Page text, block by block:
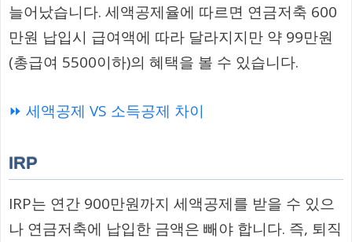
늘어났습니다. 세액공제율에 따르면 연금저축 600
만원 납입시 급여액에 따라 달라지지만 약 99만원
(총급여 5500이하)의 혜택을 볼 수 있습니다.
⏩ 세액공제 VS 소득공제 차이
IRP
IRP는 연간 900만원까지 세액공제를 받을 수 있으
나 연금저축에 납입한 금액은 빼야 합니다. 즉, 퇴직